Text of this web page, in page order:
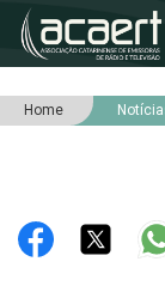
HOME
RNA
NOTÍCIAS
Home